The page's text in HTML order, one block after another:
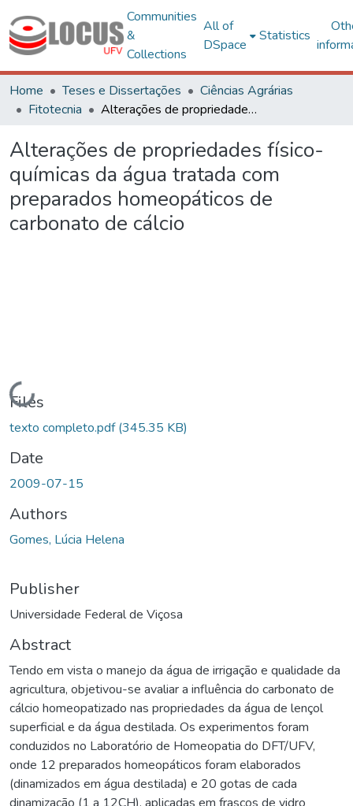
Communities
&
Collections
All of
DSpace
Statistics
Home Teses e Dissertações
Ciências Agrárias
Fitotecnia
Alterações de propriedades físico-químicas da água tratada com preparados homeopáticos de carbonato de cálcio
Alterações de propriedades físico-
químicas da água tratada com
preparados homeopáticos de
carbonato de cálcio
Loading...
Files
texto completo.pdf(345.35 KB)
Date
2009-07-15
Authors
Gomes, Lúcia Helena
Publisher
Universidade Federal de Viçosa
Abstract
Tendo em vista o manejo da água de irrigação e qualidade da
agricultura, objetivou-se avaliar a influência do carbonato de
cálcio homeopatizado nas propriedades da água de lençol
superficial e da água destilada. Os experimentos foram
conduzidos no Laboratório de Homeopatia do DFT/UFV,
onde 12 preparados homeopáticos foram elaborados
(dinamizados em água destilada) e 20 gotas de cada